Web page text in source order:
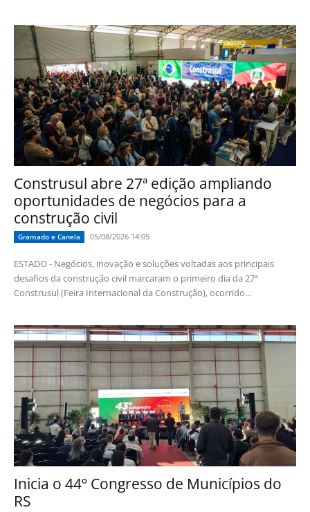
Construsul abre 27ª edição ampliando
oportunidades de negócios para a
construção civil
Gramado e Canela 05/08/2026 14:05
ESTADO - Negócios, inovação e soluções voltadas aos principais
desafios da construção civil marcaram o primeiro dia da 27ª
Construsul (Feira Internacional da Construção), ocorrido...
Inicia o 44º Congresso de Municípios do
RS